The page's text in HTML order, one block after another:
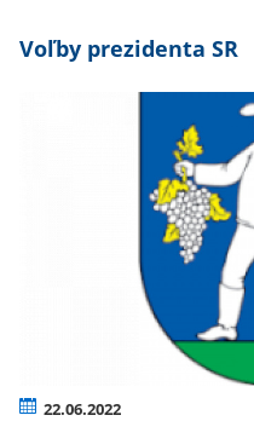
Voľby prezidenta SR
22.06.2022